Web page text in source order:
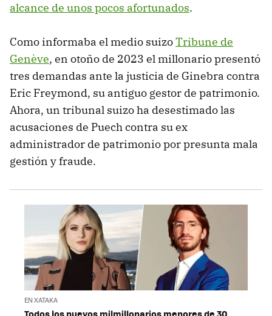
alcance de unos pocos afortunados.
Como informaba el medio suizoTribune de
Genève, en otoño de 2023 el millonario presentó
tres demandas ante la justicia de Ginebra contra
Eric Freymond, su antiguo gestor de patrimonio.
Ahora, un tribunal suizo ha desestimado las
acusaciones de Puech contra su ex
administrador de patrimonio por presunta mala
gestión y fraude.
EN XATAKA